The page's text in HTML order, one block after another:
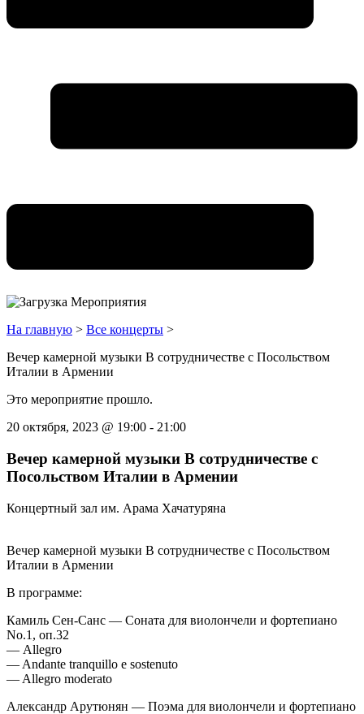
На главную > Все концерты >
Вечер камерной музыки В сотрудничестве с Посольством
Италии в Армении
Это мероприятие прошло.
20 октября, 2023 @ 19:00 - 21:00
Вечер камерной музыки В сотрудничестве с
Посольством Италии в Армении
Концертный зал им. Арама Хачатуряна
Вечер камерной музыки В сотрудничестве с Посольством
Италии в Армении
В программе:
Камиль Сен-Санс — Соната для виолончели и фортепиано
No.1, оп.32
— Allegro
— Andante tranquillo e sostenuto
— Allegro moderato
Александр Арутюнян — Поэма для виолончели и фортепиано